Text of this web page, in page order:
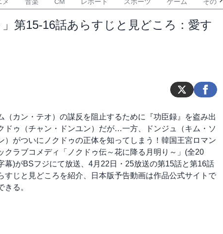
第15-16話あらすじと見どころ：愛す
（カン・テオ）の謀反を阻止するために『功臣録』を盗み出
ドゥ（チャン・ドンユン）だが…一方、ドンジュ（キム・ソ
）がついにノクドゥの正体を知ってしまう！韓国王宮ロマン
クラブコメディ「ノクドゥ伝～花に降る月明り～」(全20
幕)がBSフジにて放送、4月22日・25放送の第15話と第16話
すじと見どころを紹介、日本版予告動画は作品公式サイトで
きる。